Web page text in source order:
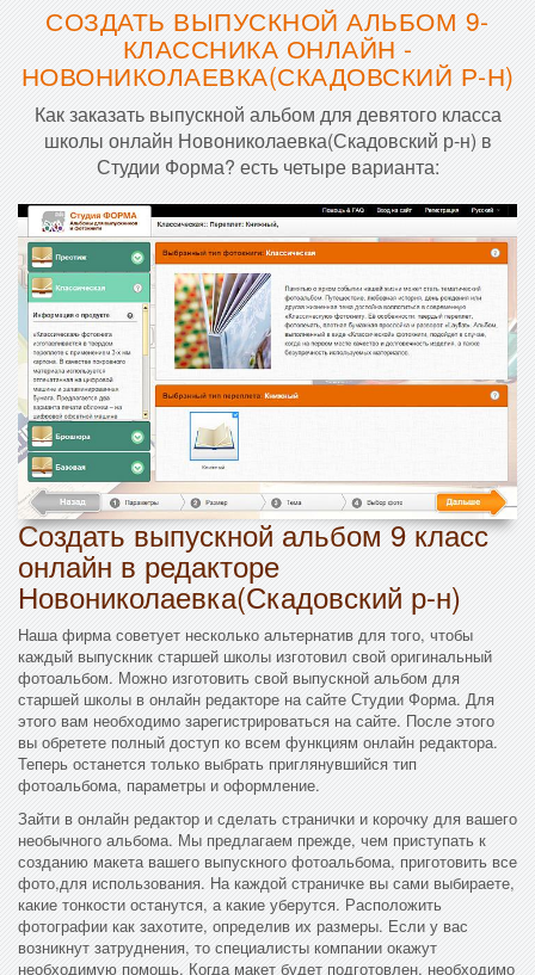
СОЗДАТЬ ВЫПУСКНОЙ АЛЬБОМ 9-
КЛАССНИКА ОНЛАЙН -
НОВОНИКОЛАЕВКА(СКАДОВСКИЙ Р-Н)
Как заказать выпускной альбом для девятого класса
школы онлайн Новониколаевка(Скадовский р-н) в
Студии Форма? есть четыре варианта:
Создать выпускной альбом 9 класс
онлайн в редакторе
Новониколаевка(Скадовский р-н)
Наша фирма советует несколько альтернатив для того, чтобы
каждый выпускник старшей школы изготовил свой оригинальный
фотоальбом. Можно изготовить свой выпускной альбом для
старшей школы в онлайн редакторе на сайте Студии Форма. Для
этого вам необходимо зарегистрироваться на сайте. После этого
вы обретете полный доступ ко всем функциям онлайн редактора.
Теперь останется только выбрать приглянувшийся тип
фотоальбома, параметры и оформление.
Зайти в онлайн редактор и сделать странички и корочку для вашего
необычного альбома. Мы предлагаем прежде, чем приступать к
созданию макета вашего выпускного фотоальбома, приготовить все
фото,для использования. На каждой страничке вы сами выбираете,
какие тонкости останутся, а какие уберутся. Расположить
фотографии как захотите, определив их размеры. Если у вас
возникнут затруднения, то специалисты компании окажут
необходимую помощь. Когда макет будет подготовлен, необходимо